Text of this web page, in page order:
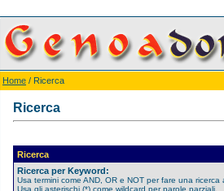
Home / Ricerca
Ricerca
Ricerca
Ricerca per Keyword:
Usa termini come AND, OR e NOT per fare una ricerca
Usa gli asterischi (*) come wildcard per parole parziali.